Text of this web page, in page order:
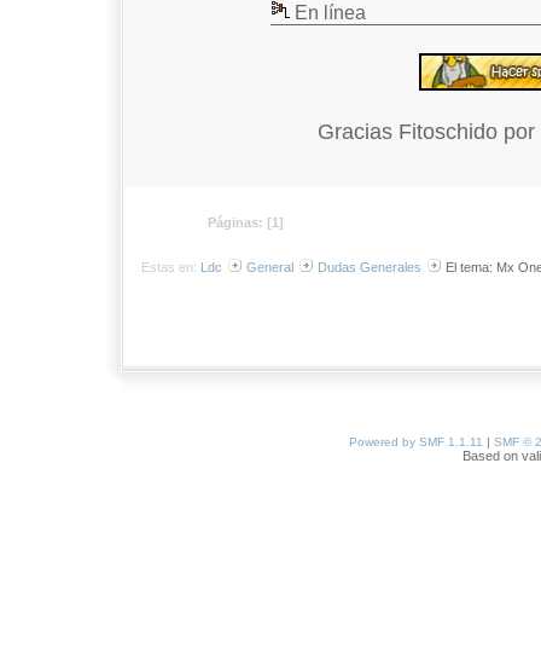
En línea
Gracias Fitoschido
Páginas: [1]
Estas en: Ldc General Dudas Generales El tema: Mx
Powered by SMF 1.1.11 | SMF ©
Based on